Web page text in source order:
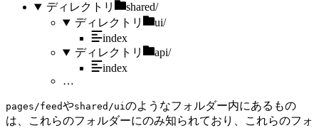
ディレクトリ
shared/
ディレクトリ
ui/
index
ディレクトリ
api/
index
…
pages/feedやshared/uiのようなフォルダー内にあるもの
は、これらのフォルダーにのみ知られており、これらのフォ